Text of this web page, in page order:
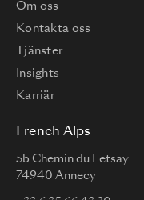
Om oss
Kontakta oss
Tjänster
Insights
Karriär
French Alps
5b Chemin du Letsay
74940 Annecy